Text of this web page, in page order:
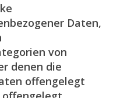
Daten,
von
denen die
offengelegt